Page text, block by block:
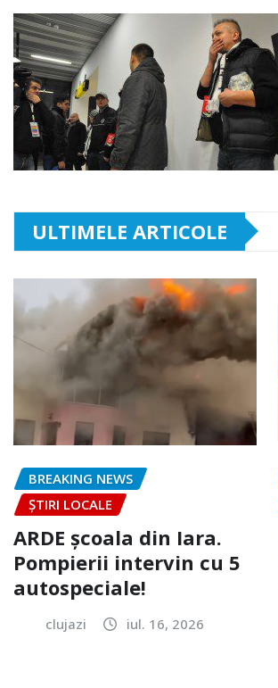
ULTIMELE ARTICOLE
BREAKING NEWS
ȘTIRI LOCALE
ARDE școala din Iara.
Pompierii intervin cu 5
autospeciale!
clujazi iul. 16, 2026